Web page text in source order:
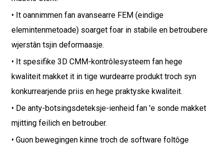
• It oannimmen fan avansearre FEM (eindige
elemintenmetoade) soarget foar in stabile en betroubere
wjerstân tsjin deformaasje.
• It spesifike 3D CMM-kontrôlesysteem fan hege
kwaliteit makket it in tige wurdearre produkt troch syn
konkurrearjende priis en hege praktyske kwaliteit.
• De anty-botsingsdeteksje-ienheid fan 'e sonde makket
mjitting feilich en betrouber.
• Guon bewegingen kinne troch de software foltôge